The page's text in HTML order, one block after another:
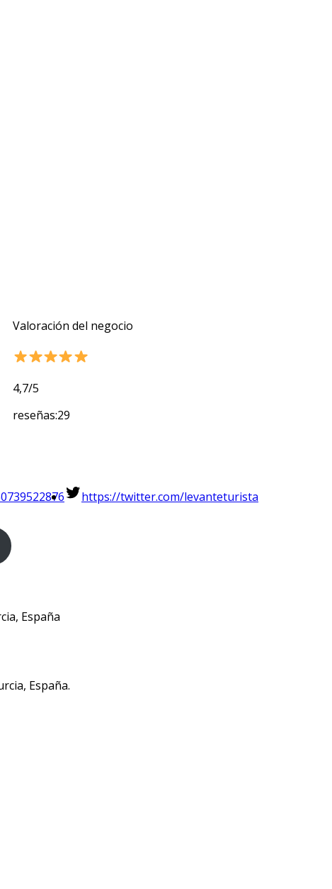
Valoración del negocio
4,7/5
reseñas:29
https://twitter.com/levanteturista
España
España.